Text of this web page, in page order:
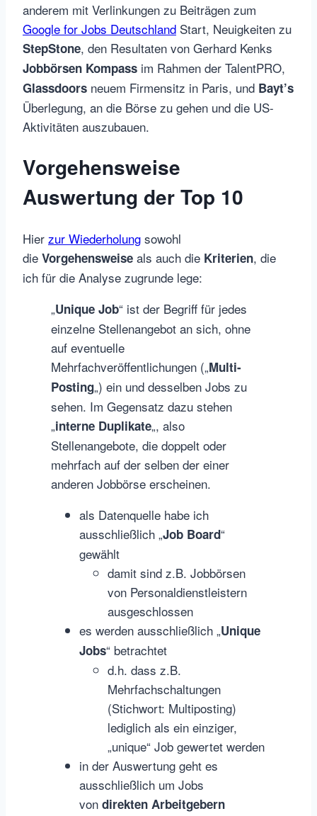
anderem mit Verlinkungen zu Beiträgen zum
Google for Jobs Deutschland Start, Neuigkeiten zu
StepStone, den Resultaten von Gerhard Kenks
Jobbörsen Kompass im Rahmen der TalentPRO,
Glassdoors neuem Firmensitz in Paris, und Bayt’s
Überlegung, an die Börse zu gehen und die US-
Aktivitäten auszubauen.
Vorgehensweise
Auswertung der Top 10
Hier zur Wiederholung sowohl
die Vorgehensweise als auch die Kriterien, die
ich für die Analyse zugrunde lege:
„Unique Job“ ist der Begriff für jedes
einzelne Stellenangebot an sich, ohne
auf eventuelle
Mehrfachveröffentlichungen („Multi-
Posting„) ein und desselben Jobs zu
sehen. Im Gegensatz dazu stehen
„interne Duplikate„, also
Stellenangebote, die doppelt oder
mehrfach auf der selben der einer
anderen Jobbörse erscheinen.
als Datenquelle habe ich
ausschließlich „Job Board“
gewählt
damit sind z.B. Jobbörsen
von Personaldienstleistern
ausgeschlossen
es werden ausschließlich „Unique
Jobs“ betrachtet
d.h. dass z.B.
Mehrfachschaltungen
(Stichwort: Multiposting)
lediglich als ein einziger,
„unique“ Job gewertet werden
in der Auswertung geht es
ausschließlich um Jobs
von direkten Arbeitgebern